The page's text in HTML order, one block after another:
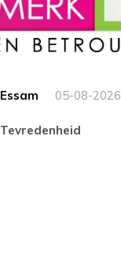
Essam 05-08-2026
tevredenheid